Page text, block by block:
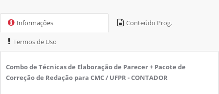
Informações Conteúdo Prog.
Termos de Uso
Combo de Técnicas de Elaboração de Parecer + Pacote de
Correção de Redação para CMC / UFPR - CONTADOR